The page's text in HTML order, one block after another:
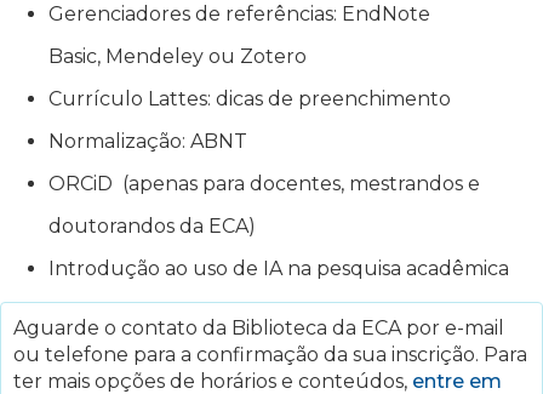
Gerenciadores de referências: EndNote
Basic, Mendeley ou Zotero
Currículo Lattes: dicas de preenchimento
Normalização: ABNT
ORCiD (apenas para docentes, mestrandos e
doutorandos da ECA)
Introdução ao uso de IA na pesquisa acadêmica
Aguarde o contato da Biblioteca da ECA por e-mail
ou telefone para a confirmação da sua inscrição. Para
ter mais opções de horários e conteúdos, entre em